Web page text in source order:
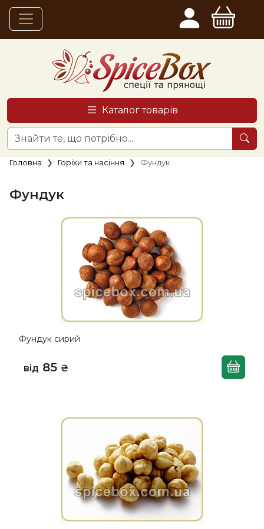
Каталог товарів
Головна Горіхи та насіння Фундук
Фундук
Фундук сирий
від 85 ₴